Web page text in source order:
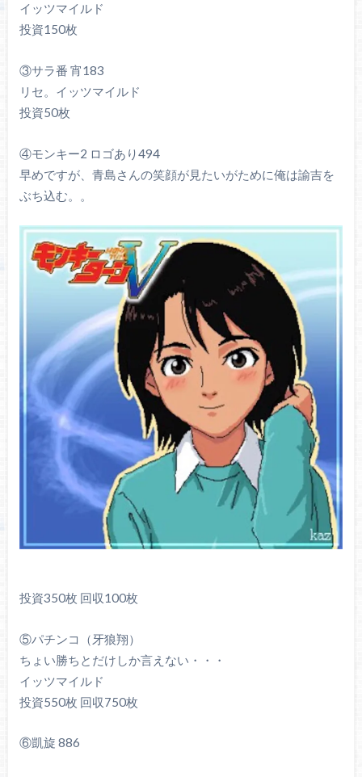
イッツマイルド
投資150枚
③サラ番 宵183
リセ。イッツマイルド
投資50枚
④モンキー2 ロゴあり494
早めですが、青島さんの笑顔が見たいがために俺は諭吉を
ぶち込む。。
投資350枚 回収100枚
⑤パチンコ（牙狼翔）
ちょい勝ちとだけしか言えない・・・
イッツマイルド
投資550枚 回収750枚
⑥凱旋 886